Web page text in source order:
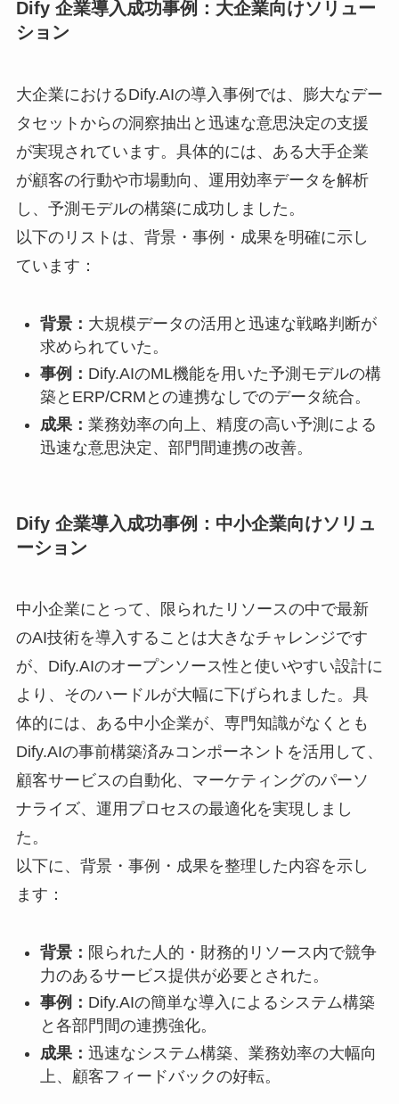
Dify 企業導入成功事例：大企業向けソリュー
ション
大企業におけるDify.AIの導入事例では、膨大なデー
タセットからの洞察抽出と迅速な意思決定の支援
が実現されています。具体的には、ある大手企業
が顧客の行動や市場動向、運用効率データを解析
し、予測モデルの構築に成功しました。
以下のリストは、背景・事例・成果を明確に示し
ています：
背景： 大規模データの活用と迅速な戦略判断が
求められていた。
事例： Dify.AIのML機能を用いた予測モデルの構
築とERP/CRMとの連携なしでのデータ統合。
成果： 業務効率の向上、精度の高い予測による
迅速な意思決定、部門間連携の改善。
Dify 企業導入成功事例：中小企業向けソリュ
ーション
中小企業にとって、限られたリソースの中で最新
のAI技術を導入することは大きなチャレンジです
が、Dify.AIのオープンソース性と使いやすい設計に
より、そのハードルが大幅に下げられました。具
体的には、ある中小企業が、専門知識がなくとも
Dify.AIの事前構築済みコンポーネントを活用して、
顧客サービスの自動化、マーケティングのパーソ
ナライズ、運用プロセスの最適化を実現しまし
た。
以下に、背景・事例・成果を整理した内容を示し
ます：
背景： 限られた人的・財務的リソース内で競争
力のあるサービス提供が必要とされた。
事例： Dify.AIの簡単な導入によるシステム構築
と各部門間の連携強化。
成果： 迅速なシステム構築、業務効率の大幅向
上、顧客フィードバックの好転。